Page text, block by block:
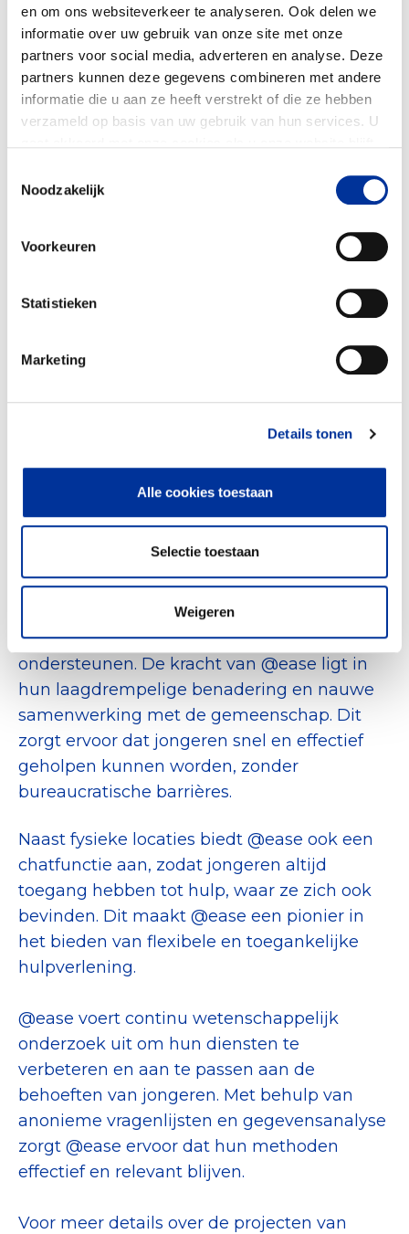
en om ons websiteverkeer te analyseren. Ook delen we
informatie over uw gebruik van onze site met onze
partners voor social media, adverteren en analyse. Deze
partners kunnen deze gegevens combineren met andere
informatie die u aan ze heeft verstrekt of die ze hebben
verzameld op basis van uw gebruik van hun services. U
Noodzakelijk
Voorkeuren
Statistieken
Marketing
Details tonen
Alle cookies toestaan
Selectie toestaan
Weigeren
(beginnende) psychische en sociale
problemen.
Voorkomen van Verergering:actief
tegengaan van het verergeren van
bestaande (psychische) klachten door
Bevorderen van Zelfstandigheid:
zelfstandigheid van jongeren door
maatwerk te bieden en waar mogelijk
Wat opvalt bij @ease is hun
lokale samenwerking, wat hen
professionele organisatie maakt
—Anton Meijer, Senior Auditor bij het CBF
Betrokkenheid en Samenwerking
@ease werkt nauw samen met lokale
zorgpartners, gemeenten en
welzijnsinstellingen om jongeren te
ondersteunen. De kracht van @ease ligt in
hun laagdrempelige benadering en nauwe
samenwerking met de gemeenschap. Dit
zorgt ervoor dat jongeren snel en effectief
geholpen kunnen worden, zonder
bureaucratische barrières.
Naast fysieke locaties biedt @ease ook een
chatfunctie aan, zodat jongeren altijd
toegang hebben tot hulp, waar ze zich ook
bevinden. Dit maakt @ease een pionier in
het bieden van flexibele en toegankelijke
hulpverlening.
@ease voert continu wetenschappelijk
onderzoek uit om hun diensten te
verbeteren en aan te passen aan de
behoeften van jongeren. Met behulp van
anonieme vragenlijsten en gegevensanalyse
zorgt @ease ervoor dat hun methoden
effectief en relevant blijven.
Voor meer details over de projecten van